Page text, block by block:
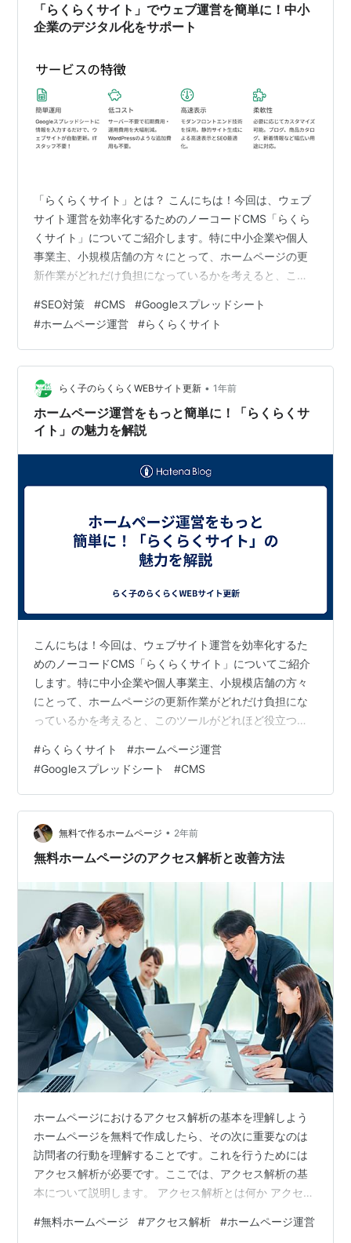
「らくらくサイト」でウェブ運営を簡単に！中小
企業のデジタル化をサポート
「らくらくサイト」とは？ こんにちは！今回は、ウェブ
サイト運営を効率化するためのノーコードCMS「らくら
くサイト」についてご紹介します。特に中小企業や個人
事業主、小規模店舗の方々にとって、ホームページの更
新作業がどれだけ負担になっているかを考えると、この
イト」は、Googleスプレッドシートに情報を入力するだ
けでウェブサイトを自動更新できるノーコードCMSで
す。ITの専門知識がなくても簡単に操作できるため、誰
でも手軽にウェブサイトを運営できます。 「らくらくサ
イト」の主な特徴 1. 簡単操作 Googleスプレッドシート
を使って情報を入力する…
#SEO対策 #CMS #Googleスプレッドシート
#ホームページ運営 #らくらくサイト
らく子のらくらくWEBサイト更新 • 1年前
ホームページ運営をもっと簡単に！「らくらくサ
イト」の魅力を解説
こんにちは！今回は、ウェブサイト運営を効率化するた
めのノーコードCMS「らくらくサイト」についてご紹介
します。特に中小企業や個人事業主、小規模店舗の方々
にとって、ホームページの更新作業がどれだけ負担にな
っているかを考えると、このツールがどれほど役立つか
イト」は、Googleスプレッドシートに情報を入力するだ
けでウェブサイトを自動更新できるノーコードCMSで
す。ITの専門知識がなくても簡単に操作できるため、誰
でも手軽にウェブサイトを運営できます。 主な特徴 簡単
操作 Googleスプレッドシートを使って情報を入力するだ
けで、即座にウェブサイト…
#らくらくサイト #ホームページ運営
#Googleスプレッドシート #CMS
無料で作るホームページ • 2年前
無料ホームページのアクセス解析と改善方法
ホームページにおけるアクセス解析の基本を理解しよう
ホームページを無料で作成したら、その次に重要なのは
訪問者の行動を理解することです。これを行うためには
アクセス解析が必要です。ここでは、アクセス解析の基
本について説明します。 アクセス解析とは何か アクセス
ことを指します。具体的には、どのページがよく見られ
#無料ホームページ #アクセス解析 #ホームページ運営